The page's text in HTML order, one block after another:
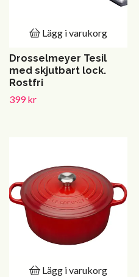
Lägg i varukorg
Drosselmeyer Tesil
med skjutbart lock.
Rostfri
399 kr
Lägg i varukorg